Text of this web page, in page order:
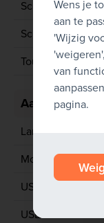
Schermresolutie
Schermgrootte
Touchscreen
Aansluitingen
Lan poort
Mobiel netwerk
USB 2
USB 3
Wens je
aan te
'Wijzig
van
pagina.